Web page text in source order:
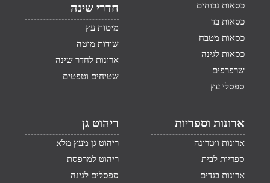
כסאות גבוהים
כסאות בד
כסאות מטבח
כסאות לגינה
שרפרפים
ספסלי עץ
חדרי שינה
מיטות עץ
שידות מיטה
ארונות לחדר שינה
שטיחים וטפטים
ארונות וספריות
ארונות ויטרינה
ספריות לבית
ארונות בגדים
ריהוט גן
ריהוט גן מעץ מלא
ריהוט למרפסת
ספסלים לגינה